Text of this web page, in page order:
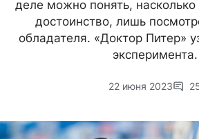
деле можно понять,
достоинство, лишь
обладателя. «Доктор Питер»
эксперимента.
22 июня 2023